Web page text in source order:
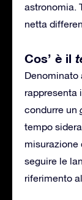
astronomia.
netta
Cos’ è il
Denominato
rappresenta
condurre un
tempo
misurazione
seguire le
riferimento